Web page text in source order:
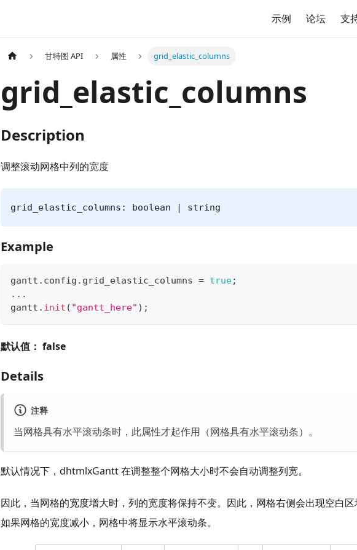
示例 论坛 支
甘特图 API 属性 grid_elastic_columns
grid_elastic_columns
Description
调整滚动网格中列的宽度
grid_elastic_columns: boolean | string
Example
gantt . config . grid_elastic_columns = true;
...
gantt . init ( "gantt_here" ) ;
默认值： false
Details
注释
当网格具有水平滚动条时，此属性才起作用（网格具有水平滚动条）。
默认情况下，dhtmlxGantt 在调整整个网格大小时不会自动调整列宽。
因此，当网格的宽度增大时，列的宽度将保持不变。因此，网格右侧会出现空白
如果网格的宽度减小，网格中将显示水平滚动条。